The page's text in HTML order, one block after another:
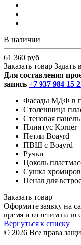
В наличии
61 360 руб.
Заказать товар Задать
Для составления
запись +7 937 984 15
Фасады МДФ в
Столешница
Стеновая
Плинтус Korner
Петли Boayrd
ПВШ с Boayrd
Ручки
Цоколь
Сушка
Пенал для
Заказать товар
Оформите заявку на
время и ответим на
Вернуться к списку
© 2026 Все права